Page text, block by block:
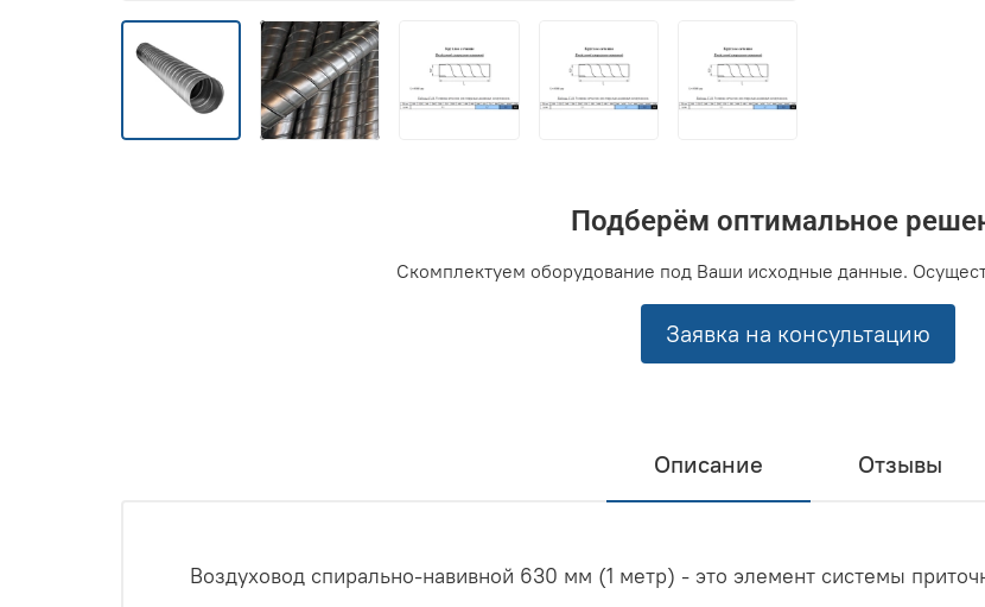
Подберём оптимальное
Скомплектуем оборудование под Ваши исходные данные.
Заявка на консультацию
Описание Отзывы
Воздуховод спирально-навивной 630 мм (1 метр) - это элемент системы